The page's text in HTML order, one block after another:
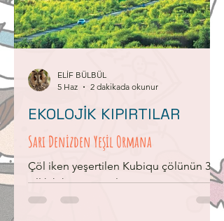
ve tüm insanları ilgilendiren birçok
olayla ilgili ayrıntıları videoyla,
fotoğrafla ve metinle anlatırım.
mesl
Sarı Denizden Yeşil Ormana
Çöl iken yeşertilen Kubiqu çölünün 30
yıllık hikayesini anlatır.
EKOLOJİK KIPIRTILAR
ELİF BÜLBÜL
5 Haz
2 dakikada okunur